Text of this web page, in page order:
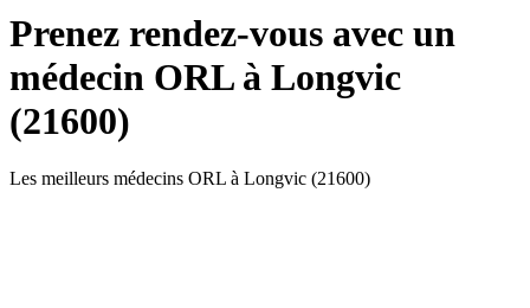
Prenez rendez-vous avec un
médecin ORL à Longvic
(21600)
Les meilleurs médecins ORL à Longvic (21600)